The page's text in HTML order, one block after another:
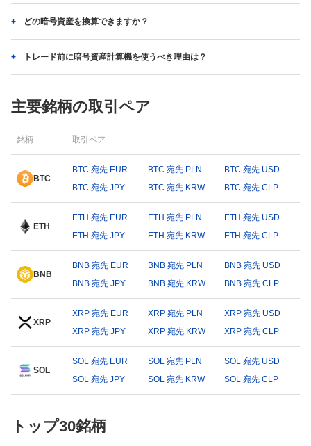
どの暗号資産を換算できますか？
トレード前に暗号資産計算機を使うべき理由は？
主要銘柄の取引ペア
銘柄 取引ペア
BTC
BTC 宛先 EUR BTC 宛先 PLN
BTC 宛先 USD
BTC 宛先 JPY
BTC 宛先 KRW BTC 宛先 CLP
ETH
ETH 宛先 EUR ETH 宛先 PLN
ETH 宛先 USD
ETH 宛先 JPY
ETH 宛先 KRW ETH 宛先 CLP
BNB
BNB 宛先 EUR BNB 宛先 PLN
BNB 宛先 USD
BNB 宛先 JPY
BNB 宛先 KRW BNB 宛先 CLP
XRP
XRP 宛先 EUR XRP 宛先 PLN
XRP 宛先 USD
XRP 宛先 JPY
XRP 宛先 KRW XRP 宛先 CLP
SOL
SOL 宛先 EUR SOL 宛先 PLN
SOL 宛先 USD
SOL 宛先 JPY
SOL 宛先 KRW SOL 宛先 CLP
トップ30銘柄